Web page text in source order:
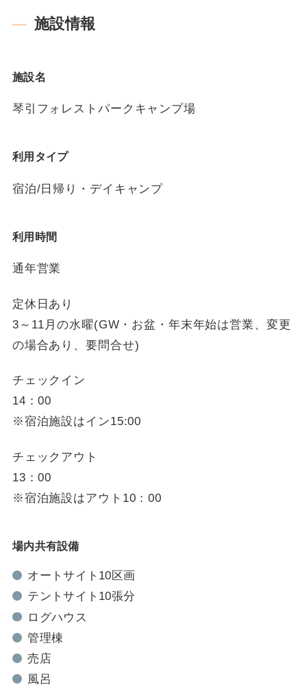
施設情報
施設名
琴引フォレストパークキャンプ場
利用タイプ
宿泊/日帰り・デイキャンプ
利用時間
通年営業
定休日あり
3～11月の水曜(GW・お盆・年末年始は営業、変更
の場合あり、要問合せ)
チェックイン
14：00
※宿泊施設はイン15:00
チェックアウト
13：00
※宿泊施設はアウト10：00
場内共有設備
オートサイト10区画
テントサイト10張分
ログハウス
管理棟
売店
風呂